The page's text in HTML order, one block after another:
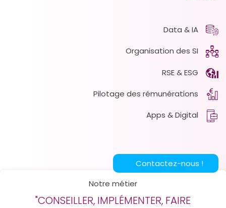
Data & IA
Organisation des SI
RSE & ESG
Pilotage des rémunérations
Apps & Digital
Contactez-nous !
Notre métier
"CONSEILLER, IMPLÉMENTER, FAIRE